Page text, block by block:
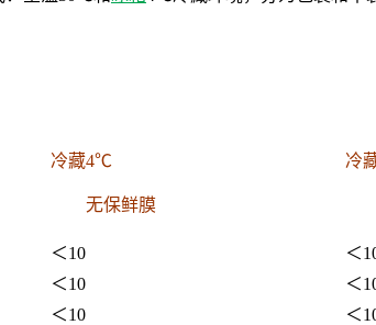
冷藏4℃
无保鲜膜
冷
＜10
＜
＜10
＜
＜10
＜